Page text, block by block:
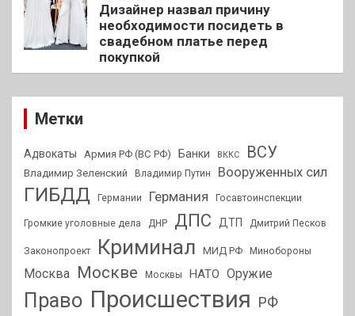
Дизайнер назвал причину
необходимости посидеть в
свадебном платье перед
покупкой
Метки
Адвокаты Армия РФ (ВС РФ) Банки ВККС ВСУ
Владимир Зеленский Владимир Путин Вооруженных сил
ГИБДД Германии Германия Госавтоинспекции
Громкие уголовные дела ДНР ДПС ДТП Дмитрий Песков
Законопроект Криминал МИД РФ Минобороны
Москва Москве Москвы НАТО Оружие
Право Происшествия РФ